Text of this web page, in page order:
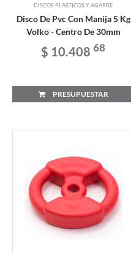
DISCOS PLASTICOS Y AGARRE
Disco De Pvc Con Manija 5 Kg
Volko - Centro De 30mm
$ 10.408 68
PRESUPUESTAR